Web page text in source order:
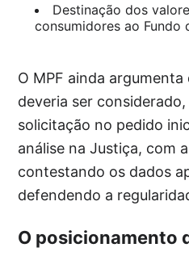
Destinação dos
consumidores ao Fundo
O MPF ainda
deveria ser
solicitação no pedido
análise na Justiça, com
contestando os dados
defendendo a
O posicionamento